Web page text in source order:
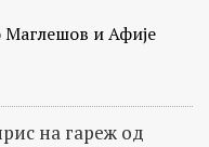
Маглешов и Афије
на гареж од